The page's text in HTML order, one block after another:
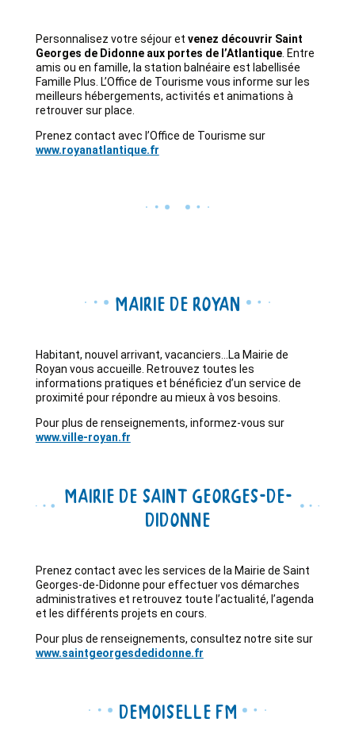
Personnalisez votre séjour et venez découvrir Saint
Georges de Didonne aux portes de l’Atlantique. Entre
amis ou en famille, la station balnéaire est labellisée
Famille Plus. L’Office de Tourisme vous informe sur les
meilleurs hébergements, activités et animations à
retrouver sur place.
Prenez contact avec l’Office de Tourisme sur
www.royanatlantique.fr
Mairie de Royan
Habitant, nouvel arrivant, vacanciers…La Mairie de
Royan vous accueille. Retrouvez toutes les
informations pratiques et bénéficiez d’un service de
proximité pour répondre au mieux à vos besoins.
Pour plus de renseignements, informez-vous sur
www.ville-royan.fr
Mairie de Saint Georges-de-
Didonne
Prenez contact avec les services de la Mairie de Saint
Georges-de-Didonne pour effectuer vos démarches
administratives et retrouvez toute l’actualité, l’agenda
et les différents projets en cours.
Pour plus de renseignements, consultez notre site sur
www.saintgeorgesdedidonne.fr
Demoiselle FM